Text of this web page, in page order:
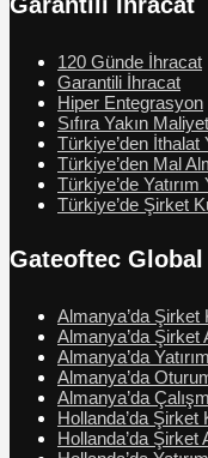
120 Günde İhracat
Garantili İhracat
Hiper Entegrasyon
Sıfıra Yakın
Türkiye’den İthalat
Türkiye’den Mal
Türkiye’de
Türkiye’de Şirket
Gateoftec Global
Almanya’da Şirket
Almanya’da Şirket
Almanya’da
Almanya’da
Almanya’da
Hollanda’da Şirket
Hollanda’da Şirket